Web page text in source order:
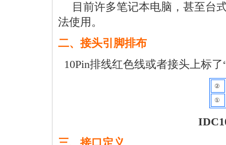
目前许多笔记本电脑，甚至台
法使用。
二、接头引脚排布
10Pin排线红色线或者接头上标了
②
①